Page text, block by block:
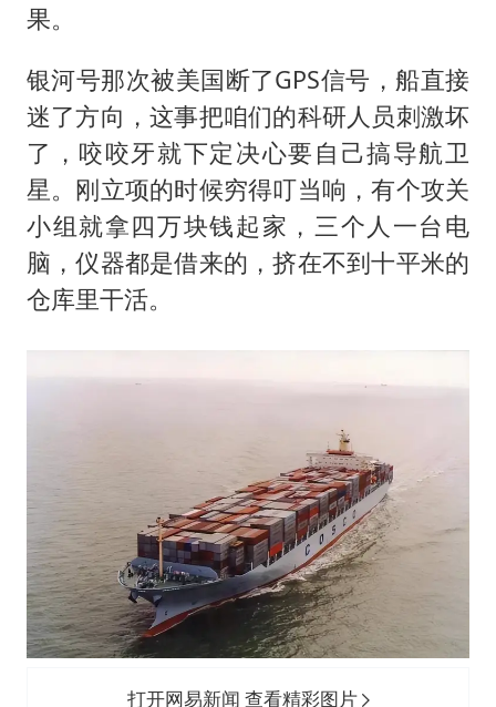
果。
银河号那次被美国断了GPS信号，船直接
迷了方向，这事把咱们的科研人员刺激坏
了，咬咬牙就下定决心要自己搞导航卫
星。刚立项的时候穷得叮当响，有个攻关
小组就拿四万块钱起家，三个人一台电
脑，仪器都是借来的，挤在不到十平米的
仓库里干活。
打开网易新闻 查看精彩图片